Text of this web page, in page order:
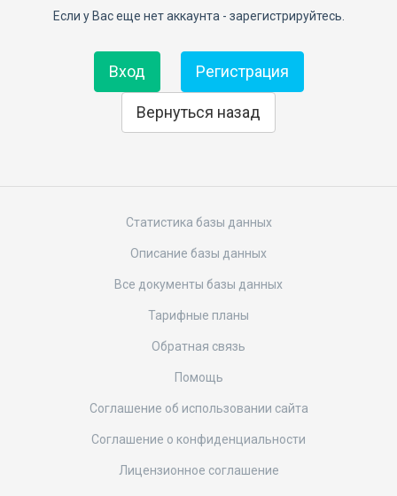
Если у Вас еще нет аккаунта - зарегистрируйтесь.
Вход Регистрация
Вернуться назад
Статистика базы данных
Описание базы данных
Все документы базы данных
Тарифные планы
Обратная связь
Помощь
Соглашение об использовании сайта
Соглашение о конфиденциальности
Лицензионное соглашение